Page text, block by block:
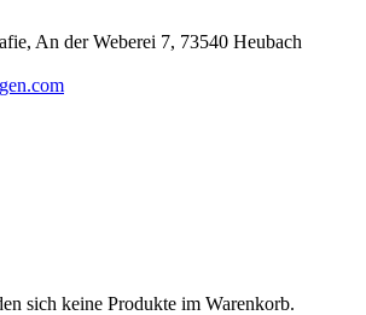
An der Weberei 7, 73540 Heubach
sich keine Produkte im Warenkorb.